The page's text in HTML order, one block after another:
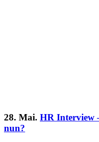
28. Mai. HR Interview
nun?